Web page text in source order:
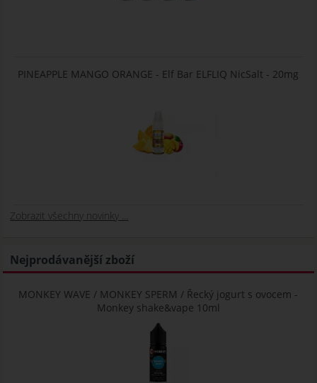
PINEAPPLE MANGO ORANGE - Elf Bar ELFLIQ NicSalt - 20mg
Zobrazit všechny novinky ...
Nejprodávanější zboží
MONKEY WAVE / MONKEY SPERM / Řecký jogurt s ovocem -
Monkey shake&vape 10ml